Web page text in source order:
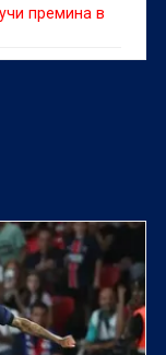
премина в